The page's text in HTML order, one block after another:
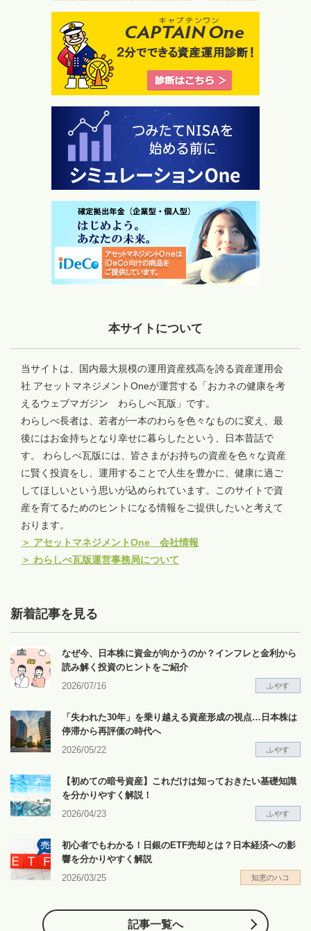
本サイトについて
当サイトは、国内最大規模の運用資産残高を誇る資産運用会
社 アセットマネジメントOneが運営する「おカネの健康を考
えるウェブマガジン わらしべ瓦版」です。
わらしべ長者は、若者が一本のわらを色々なものに変え、最
後にはお金持ちとなり幸せに暮らしたという、日本昔話で
す。 わらしべ瓦版には、皆さまがお持ちの資産を色々な資産
に賢く投資をし、運用することで人生を豊かに、健康に過ご
してほしいという思いが込められています。このサイトで資
産を育てるためのヒントになる情報をご提供したいと考えて
おります。
＞ アセットマネジメントOne 会社情報
＞ わらしべ瓦版運営事務局について
新着記事を見る
なぜ今、日本株に資金が向かうのか？インフレと金利から
読み解く投資のヒントをご紹介
2026/07/16
ふやす
「失われた30年」を乗り越える資産形成の視点…日本株は
停滞から再評価の時代へ
2026/05/22
ふやす
【初めての暗号資産】これだけは知っておきたい基礎知識
を分かりやすく解説！
2026/04/23
ふやす
初心者でもわかる！日銀のETF売却とは？日本経済への影
響を分かりやすく解説
2026/03/25
知恵のハコ
記事一覧へ